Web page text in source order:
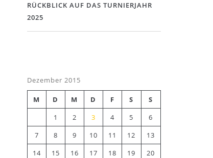
RÜCKBLICK AUF DAS TURNIERJAHR
2025
Dezember 2015
M D M D F S
S
1
2 3 4 5
6
7
8 9 10 11 12
13
14
15 16 17 18 19
20